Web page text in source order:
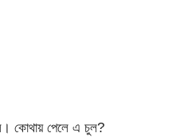
কোথায় পেলে এ চুল?